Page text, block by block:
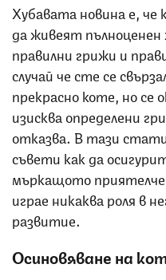
Хубавата новина е,
да живеят
правилни грижи и
случай че сте се
прекрасно коте, но се
изисква определени
отказва. В тази
съвети как да
мъркащото
играе никаква роля в
развитие.
Осиновяване на